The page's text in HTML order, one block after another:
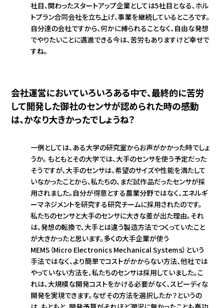
社目、関わったスタートアップ企業としては5社目となる、ホル
トプラン合同会社を立ち上げ、事業を継続しているところです。
自分達の会社ですから、何かに縛られることなく、自由な発想
でやりたいことに邁進できる今は、苦労もありますけど幸せで
すね。
会社運営においていろいろある中で、最終的に苦労
して開発した御社のセンサが認められた時の感動
は、かなり大きかったでしょうね？
一例としては、ある大学の研究室からお声がかかった時でしょ
うか。 もともとその大学では、大手のセンサを使う予定だった
そうですが、大手のセンサは、希望のサイズや性能を満たして
いなかったことから、私たちの、まだ試作品だったセンサが採
用されました。自分が得意とする農業分野ではなく、エネルギ
ーマネジメントを研究する研究チームに採用されたのです。
私たちのセンサと大手のセンサに大きな差が出た理由。それ
は、発想の転換で、大手とは違う製造方法でつくっていたこと
が大きかったと思います。多くの大手企業が使う
MEMS（Micro Electronics Mechanical Systemｓ）という
手法ではなく、より簡単でコストがかからない方法、他社では
やっていない方法を、私たちのセンサは採用していました。こ
れは、大規模な開発コストをかける必要がなく、スピーディな
開発を実現できます。なぜその方法を選択したか？というの